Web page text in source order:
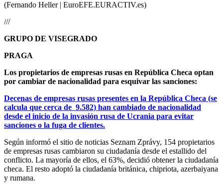
(Fernando Heller | EuroEFE.EURACTIV.es)
///
GRUPO DE VISEGRADO
PRAGA
Los propietarios de empresas rusas en República Checa optan
por cambiar de nacionalidad para esquivar las sanciones:
Decenas de empresas rusas presentes en la República Checa (se
calcula que cerca de 9.582) han cambiado de nacionalidad
desde el inicio de la invasión rusa de Ucrania para evitar
sanciones o la fuga de clientes.
Según informó el sitio de noticias Seznam Zprávy, 154 propietarios
de empresas rusas cambiaron su ciudadanía desde el estallido del
conflicto. La mayoría de ellos, el 63%, decidió obtener la ciudadanía
checa. El resto adoptó la ciudadanía británica, chipriota, azerbaiyana
y rumana.